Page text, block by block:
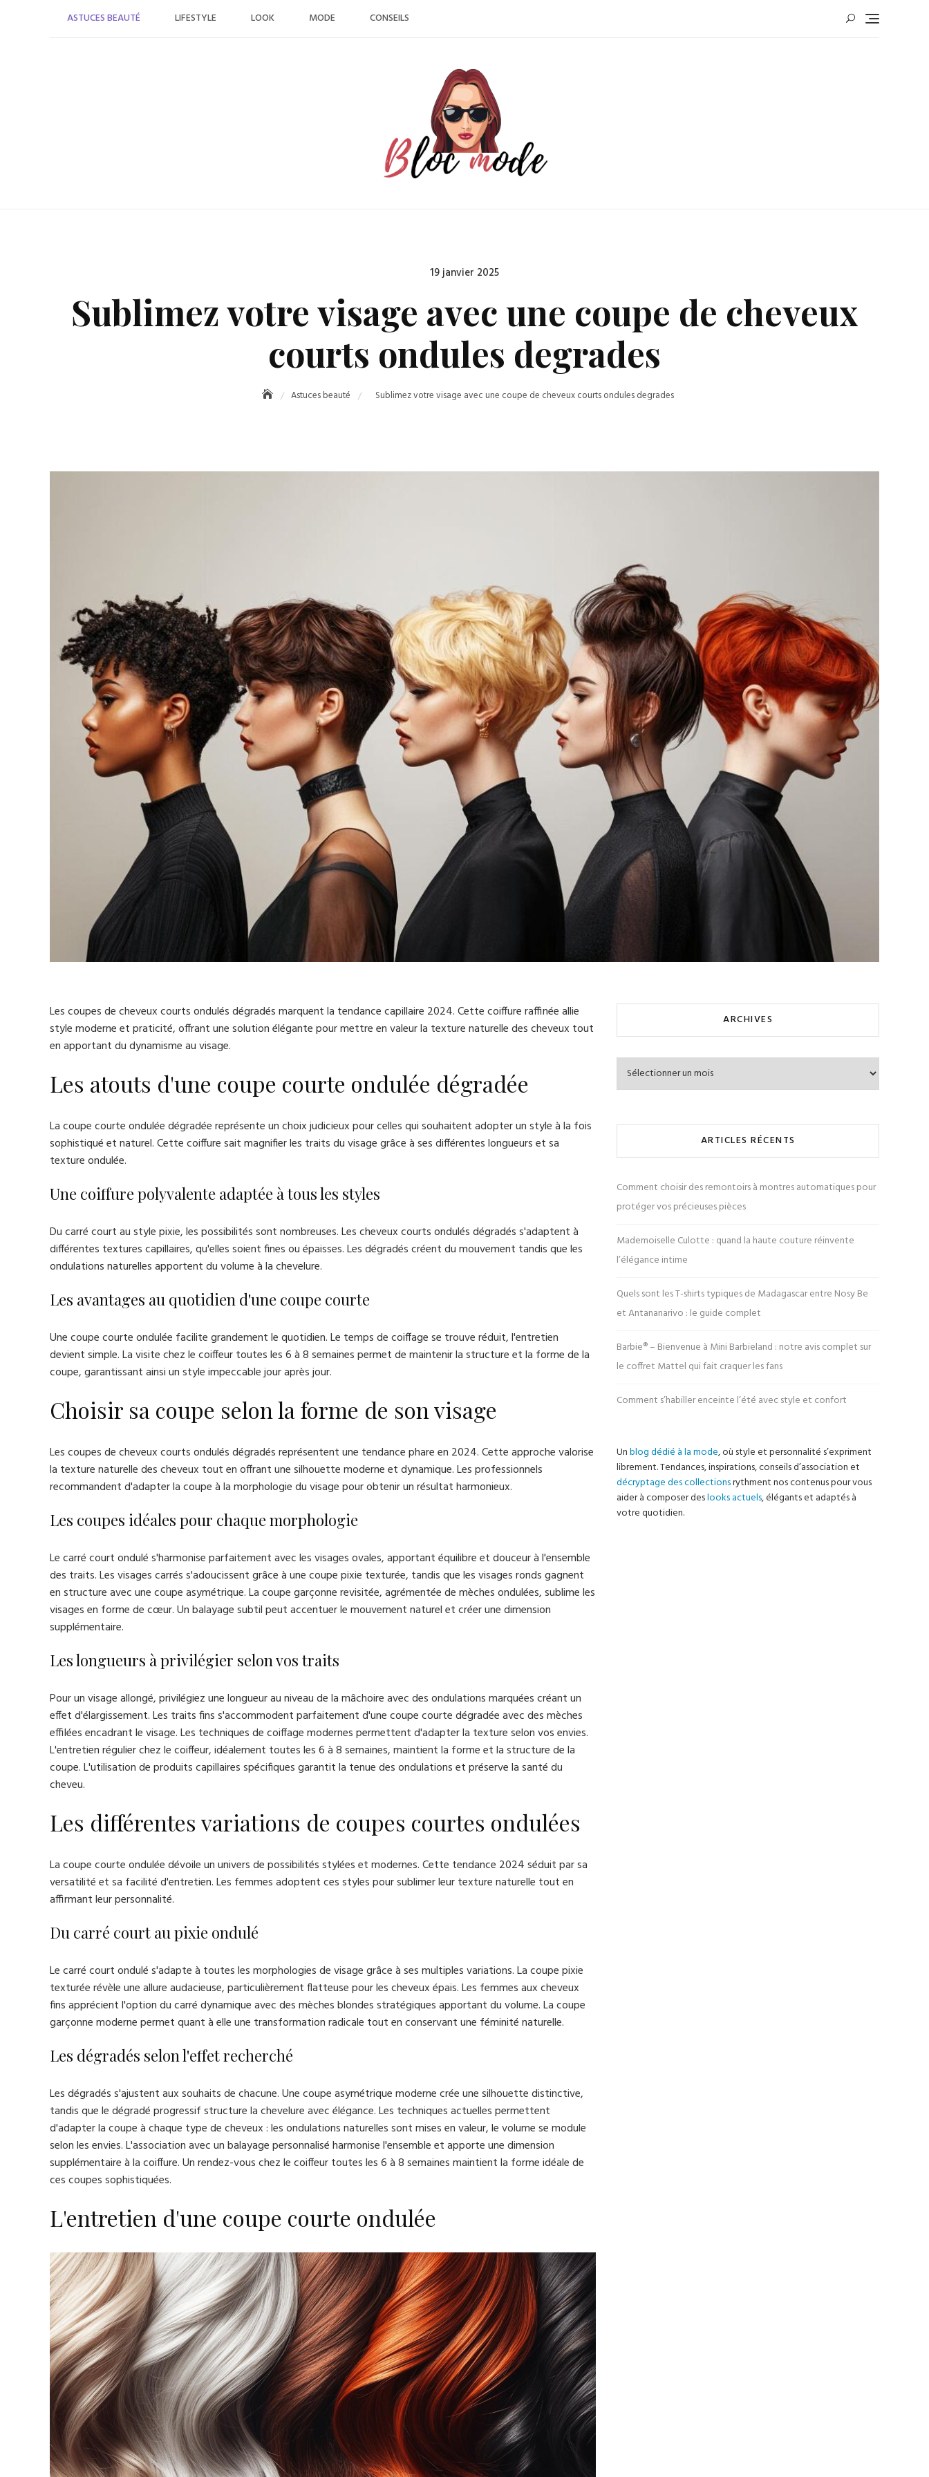
ASTUCES BEAUTÉ LIFESTYLE LOOK MODE CONSEILS
Posted
19 janvier 2025
Sublimez votre visage avec une coupe de cheveux
courts ondules degrades
Astuces beauté Sublimez votre visage avec une coupe de cheveux courts ondules degrades
Les coupes de cheveux courts ondulés dégradés marquent la tendance capillaire 2024. Cette coiffure raffinée allie
style moderne et praticité, offrant une solution élégante pour mettre en valeur la texture naturelle des cheveux tout
en apportant du dynamisme au visage.
Les atouts d'une coupe courte ondulée dégradée
La coupe courte ondulée dégradée représente un choix judicieux pour celles qui souhaitent adopter un style à la fois
sophistiqué et naturel. Cette coiffure sait magnifier les traits du visage grâce à ses différentes longueurs et sa
texture ondulée.
Une coiffure polyvalente adaptée à tous les styles
Du carré court au style pixie, les possibilités sont nombreuses. Les cheveux courts ondulés dégradés s'adaptent à
différentes textures capillaires, qu'elles soient fines ou épaisses. Les dégradés créent du mouvement tandis que les
ondulations naturelles apportent du volume à la chevelure.
Les avantages au quotidien d'une coupe courte
Une coupe courte ondulée facilite grandement le quotidien. Le temps de coiffage se trouve réduit, l'entretien
devient simple. La visite chez le coiffeur toutes les 6 à 8 semaines permet de maintenir la structure et la forme de la
coupe, garantissant ainsi un style impeccable jour après jour.
Choisir sa coupe selon la forme de son visage
Les coupes de cheveux courts ondulés dégradés représentent une tendance phare en 2024. Cette approche valorise
la texture naturelle des cheveux tout en offrant une silhouette moderne et dynamique. Les professionnels
recommandent d'adapter la coupe à la morphologie du visage pour obtenir un résultat harmonieux.
Les coupes idéales pour chaque morphologie
Le carré court ondulé s'harmonise parfaitement avec les visages ovales, apportant équilibre et douceur à l'ensemble
des traits. Les visages carrés s'adoucissent grâce à une coupe pixie texturée, tandis que les visages ronds gagnent
en structure avec une coupe asymétrique. La coupe garçonne revisitée, agrémentée de mèches ondulées, sublime les
visages en forme de cœur. Un balayage subtil peut accentuer le mouvement naturel et créer une dimension
supplémentaire.
Les longueurs à privilégier selon vos traits
Pour un visage allongé, privilégiez une longueur au niveau de la mâchoire avec des ondulations marquées créant un
effet d'élargissement. Les traits fins s'accommodent parfaitement d'une coupe courte dégradée avec des mèches
effilées encadrant le visage. Les techniques de coiffage modernes permettent d'adapter la texture selon vos envies.
L'entretien régulier chez le coiffeur, idéalement toutes les 6 à 8 semaines, maintient la forme et la structure de la
coupe. L'utilisation de produits capillaires spécifiques garantit la tenue des ondulations et préserve la santé du
cheveu.
Les différentes variations de coupes courtes ondulées
La coupe courte ondulée dévoile un univers de possibilités stylées et modernes. Cette tendance 2024 séduit par sa
versatilité et sa facilité d'entretien. Les femmes adoptent ces styles pour sublimer leur texture naturelle tout en
affirmant leur personnalité.
Du carré court au pixie ondulé
Le carré court ondulé s'adapte à toutes les morphologies de visage grâce à ses multiples variations. La coupe pixie
texturée révèle une allure audacieuse, particulièrement flatteuse pour les cheveux épais. Les femmes aux cheveux
fins apprécient l'option du carré dynamique avec des mèches blondes stratégiques apportant du volume. La coupe
garçonne moderne permet quant à elle une transformation radicale tout en conservant une féminité naturelle.
Les dégradés selon l'effet recherché
Les dégradés s'ajustent aux souhaits de chacune. Une coupe asymétrique moderne crée une silhouette distinctive,
tandis que le dégradé progressif structure la chevelure avec élégance. Les techniques actuelles permettent
d'adapter la coupe à chaque type de cheveux : les ondulations naturelles sont mises en valeur, le volume se module
selon les envies. L'association avec un balayage personnalisé harmonise l'ensemble et apporte une dimension
supplémentaire à la coiffure. Un rendez-vous chez le coiffeur toutes les 6 à 8 semaines maintient la forme idéale de
ces coupes sophistiquées.
L'entretien d'une coupe courte ondulée
ARCHIVES
ARTICLES RÉCENTS
Comment choisir des remontoirs à montres automatiques pour
protéger vos précieuses pièces
Mademoiselle Culotte : quand la haute couture réinvente
l’élégance intime
Quels sont les T-shirts typiques de Madagascar entre Nosy Be
et Antananarivo : le guide complet
Barbie® – Bienvenue à Mini Barbieland : notre avis complet sur
le coffret Mattel qui fait craquer les fans
Comment s’habiller enceinte l’été avec style et confort
Unblog dédié à la mode, où style et personnalité s’expriment
librement. Tendances, inspirations, conseils d’association et
décryptage des collectionsrythment nos contenus pour vous
aider à composer deslooks actuels, élégants et adaptés à
votre quotidien.